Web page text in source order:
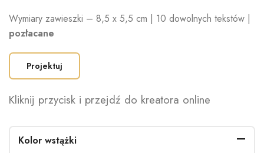
Wymiary zawieszki – 8,5 x 5,5 cm | 10 dowolnych tekstów |
pozłacane
Projektuj
Kliknij przycisk i przejdź do kreatora online
Kolor wstążki